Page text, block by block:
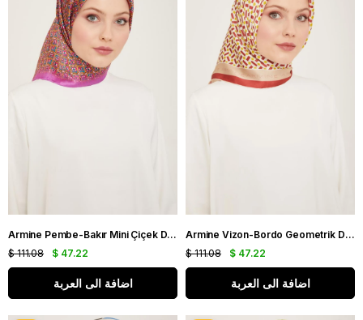
Armine Pembe-Bakır Mini Çiçek Desen Tivil İpek Eşarp IST9134-03
$ 47.22
$ 111.08
اضافة الى العربة
Armine Vizon-Bordo Geometrik Desen Tivil İpek Eşarp IST9151-53
$ 47.22
$ 111.08
اضافة الى العربة